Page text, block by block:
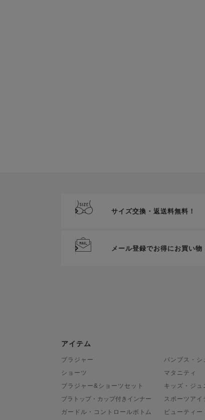
サイズ交換・返送料無料！
メール登録でお得にお買い物
アイテム
ブラジャー
ショーツ
ブラジャー&ショーツセット
ブラトップ・カップ付きインナー
ガードル・コントロールボトム
パンプス・シ
マタニティ
キッズ・ジュ
スポーツアイ
ビューティー